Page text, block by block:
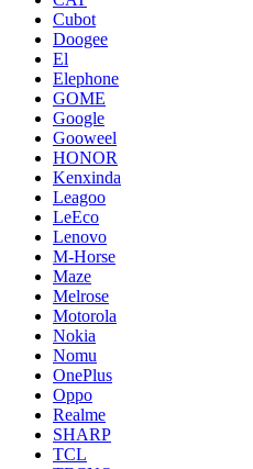
Cubot
Doogee
El
Elephone
GOME
Google
Gooweel
HONOR
Kenxinda
Leagoo
LeEco
Lenovo
M-Horse
Maze
Melrose
Motorola
Nokia
Nomu
OnePlus
Oppo
Realme
SHARP
TCL